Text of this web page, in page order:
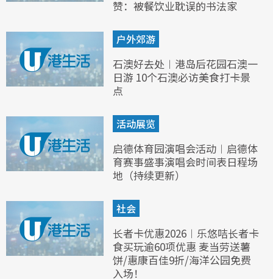
赞：被餐饮业耽误的书法家
户外郊游
石澳好去处︱港岛后花园石澳一
日游 10个石澳必访美食打卡景
点
活动展览
启德体育园演唱会活动︱启德体
育赛事盛事演唱会时间表日程场
地（持续更新）
社会
长者卡优惠2026︱乐悠咭长者卡
食买玩逾60项优惠 麦当劳送薯
饼/惠康百佳9折/海洋公园免费
入场！